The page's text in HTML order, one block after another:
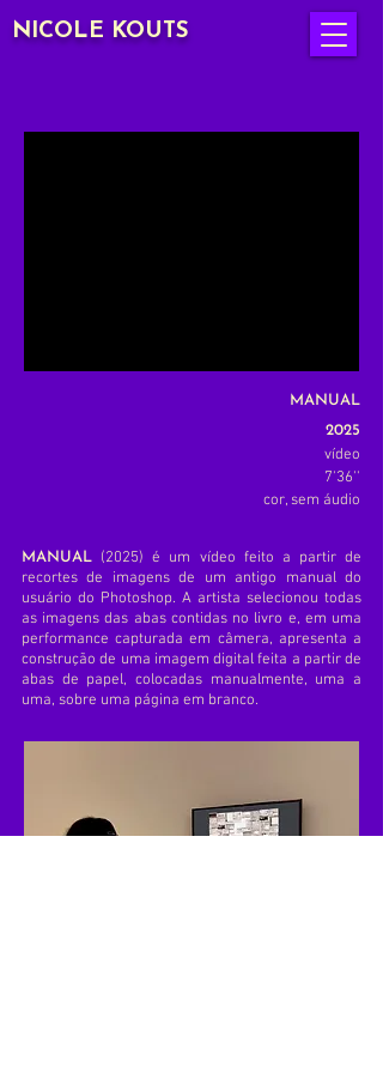
NICOLE KOUTS
MANUAL
2025
vídeo
7'36''
cor, sem áudio
MANUAL
(2025) é um vídeo feito a partir de
recortes de imagens de um antigo manual do
usuário do Photoshop. A artista selecionou todas
as imagens das abas contidas no livro e, em uma
performance capturada em câmera, apresenta a
construção de uma imagem digital feita a partir de
abas de papel, colocadas manualmente, uma a
uma, sobre uma página em branco.